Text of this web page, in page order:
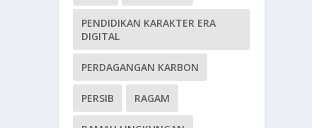
PENDIDIKAN KARAKTER ERA
DIGITAL
PERDAGANGAN KARBON
PERSIB RAGAM